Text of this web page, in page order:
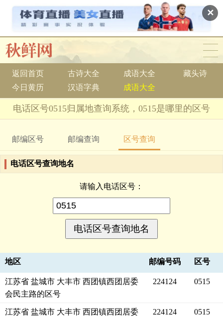
✕
返回首页 古诗大全 成语大全
藏头诗
今日黄历
汉语字典 成语大全
电话区号0515归属地查询系统，0515是哪里的区号
邮编区号 邮编查询 区号查询
电话区号查询地名
请输入电话区号：
地区 邮编号码 区号
江苏省 盐城市 大丰市 西团镇西团居委
会民主路的区号
224124 0515
江苏省 盐城市 大丰市 西团镇西团居委
224124 0515